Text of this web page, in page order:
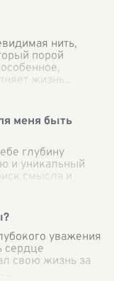
нить,
порой
жизнь
меня быть
глубину
и уникальный
смысла и
уважения
сердце
свою жизнь за